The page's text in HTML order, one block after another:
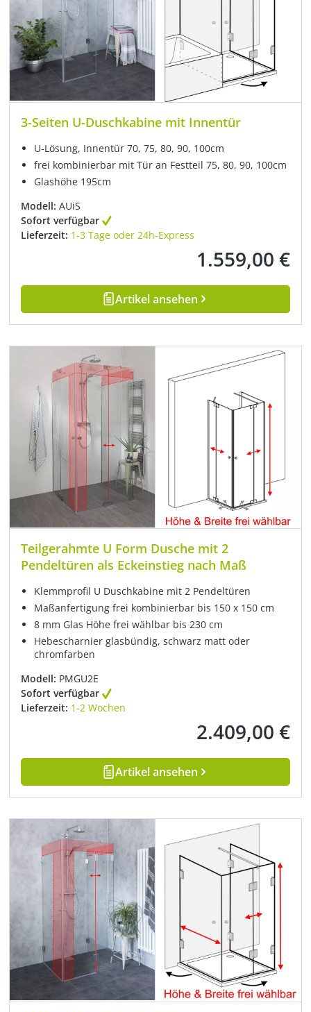
3-Seiten U-Duschkabine mit Innentür
U-Lösung, Innentür 70, 75, 80, 90, 100cm
frei kombinierbar mit Tür an Festteil 75, 80, 90, 100cm
Glashöhe 195cm
Modell: AUiS
Sofort verfügbar
Lieferzeit: 1-3 Tage oder 24h-Express
Regulärer Preis:
1.559,00 €
Artikel ansehen
Teilgerahmte U Form Dusche mit 2
Pendeltüren als Eckeinstieg nach Maß
Klemmprofil U Duschkabine mit 2 Pendeltüren
Maßanfertigung frei kombinierbar bis 150 x 150 cm
8 mm Glas Höhe frei wählbar bis 230 cm
Hebescharnier glasbündig, schwarz matt oder
chromfarben
Modell: PMGU2E
Sofort verfügbar
Lieferzeit: 1-2 Wochen
Regulärer Preis:
2.409,00 €
Artikel ansehen